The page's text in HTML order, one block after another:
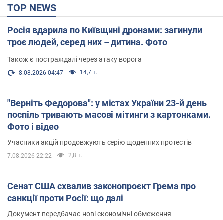
TOP NEWS
Росія вдарила по Київщині дронами: загинули
троє людей, серед них – дитина. Фото
Також є постраждалі через атаку ворога
8.08.2026 04:47 14,7 т.
"Верніть Федорова": у містах України 23-й день
поспіль тривають масові мітинги з картонками.
Фото і відео
Учасники акцій продовжують серію щоденних протестів
7.08.2026 22:22 2,8 т.
Сенат США схвалив законопроєкт Грема про
санкції проти Росії: що далі
Документ передбачає нові економічні обмеження